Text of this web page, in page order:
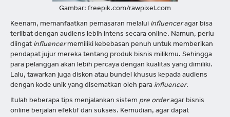
Gambar: freepik.com/rawpixel.com
Keenam, memanfaatkan pemasaran melalui influenceragar bisa
terlibat dengan audiens lebih intens secara online. Namun, perlu
diingat influencermemiliki kebebasan penuh untuk memberikan
pendapat jujur mereka tentang produk bisnis milikmu. Sehingga
para pelanggan akan lebih percaya dengan kualitas yang dimiliki.
Lalu, tawarkan juga diskon atau bundel khusus kepada audiens
dengan kode unik yang disematkan oleh para influencer.
Itulah beberapa tips menjalankan sistem pre orderagar bisnis
online berjalan efektif dan sukses. Kemudian, agar dapat